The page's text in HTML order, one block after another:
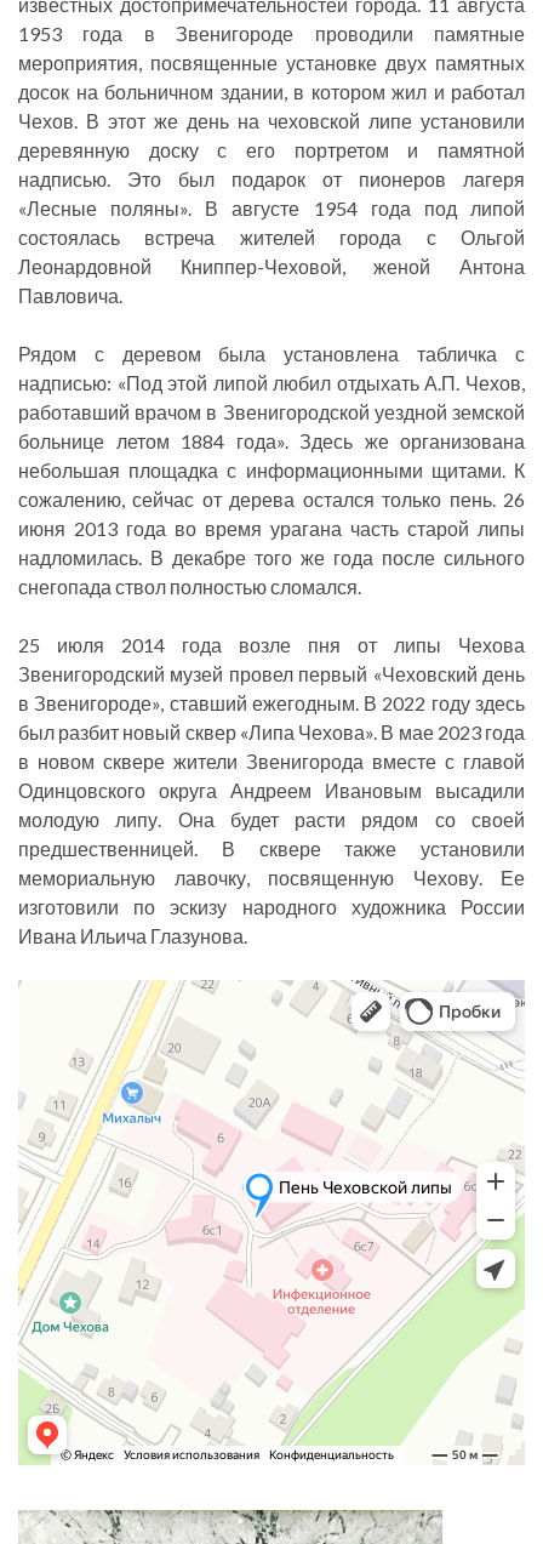
1953 года в Звенигороде проводили памятные
мероприятия, посвященные установке двух памятных
досок на больничном здании, в котором жил и работал
Чехов. В этот же день на чеховской липе установили
деревянную доску с его портретом и памятной
надписью. Это был подарок от пионеров лагеря
«Лесные поляны». В августе 1954 года под липой
состоялась встреча жителей города с Ольгой
Леонардовной Книппер-Чеховой, женой Антона
Павловича.
Рядом с деревом была установлена табличка с
надписью: «Под этой липой любил отдыхать А.П. Чехов,
работавший врачом в Звенигородской уездной земской
больнице летом 1884 года». Здесь же организована
небольшая площадка с информационными щитами. К
сожалению, сейчас от дерева остался только пень. 26
июня 2013 года во время урагана часть старой липы
надломилась. В декабре того же года после сильного
снегопада ствол полностью сломался.
25 июля 2014 года возле пня от липы Чехова
Звенигородский музей провел первый «Чеховский день
в Звенигороде», ставший ежегодным. В 2022 году здесь
был разбит новый сквер «Липа Чехова». В мае 2023 года
в новом сквере жители Звенигорода вместе с главой
Одинцовского округа Андреем Ивановым высадили
молодую липу. Она будет расти рядом со своей
предшественницей. В сквере также установили
мемориальную лавочку, посвященную Чехову. Ее
изготовили по эскизу народного художника России
Ивана Ильича Глазунова.